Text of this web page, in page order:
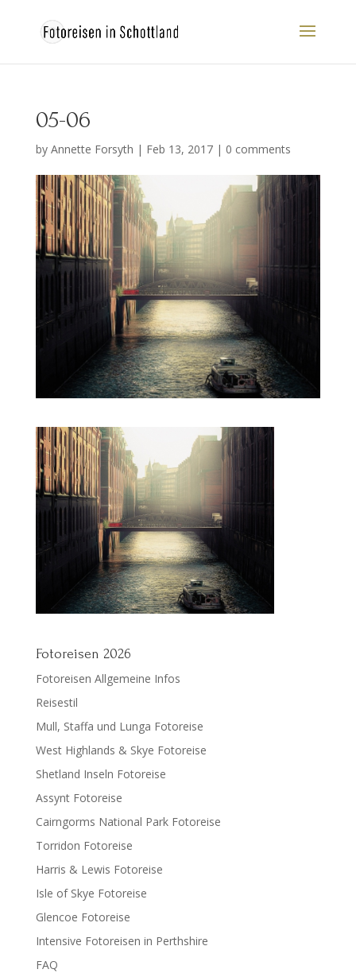
05-06
by Annette Forsyth | Feb 13, 2017| 0 comments
Fotoreisen 2026
Fotoreisen Allgemeine Infos
Reisestil
Mull, Staffa und Lunga Fotoreise
West Highlands & Skye Fotoreise
Shetland Inseln Fotoreise
Assynt Fotoreise
Cairngorms National Park Fotoreise
Torridon Fotoreise
Harris & Lewis Fotoreise
Isle of Skye Fotoreise
Glencoe Fotoreise
Intensive Fotoreisen in Perthshire
FAQ